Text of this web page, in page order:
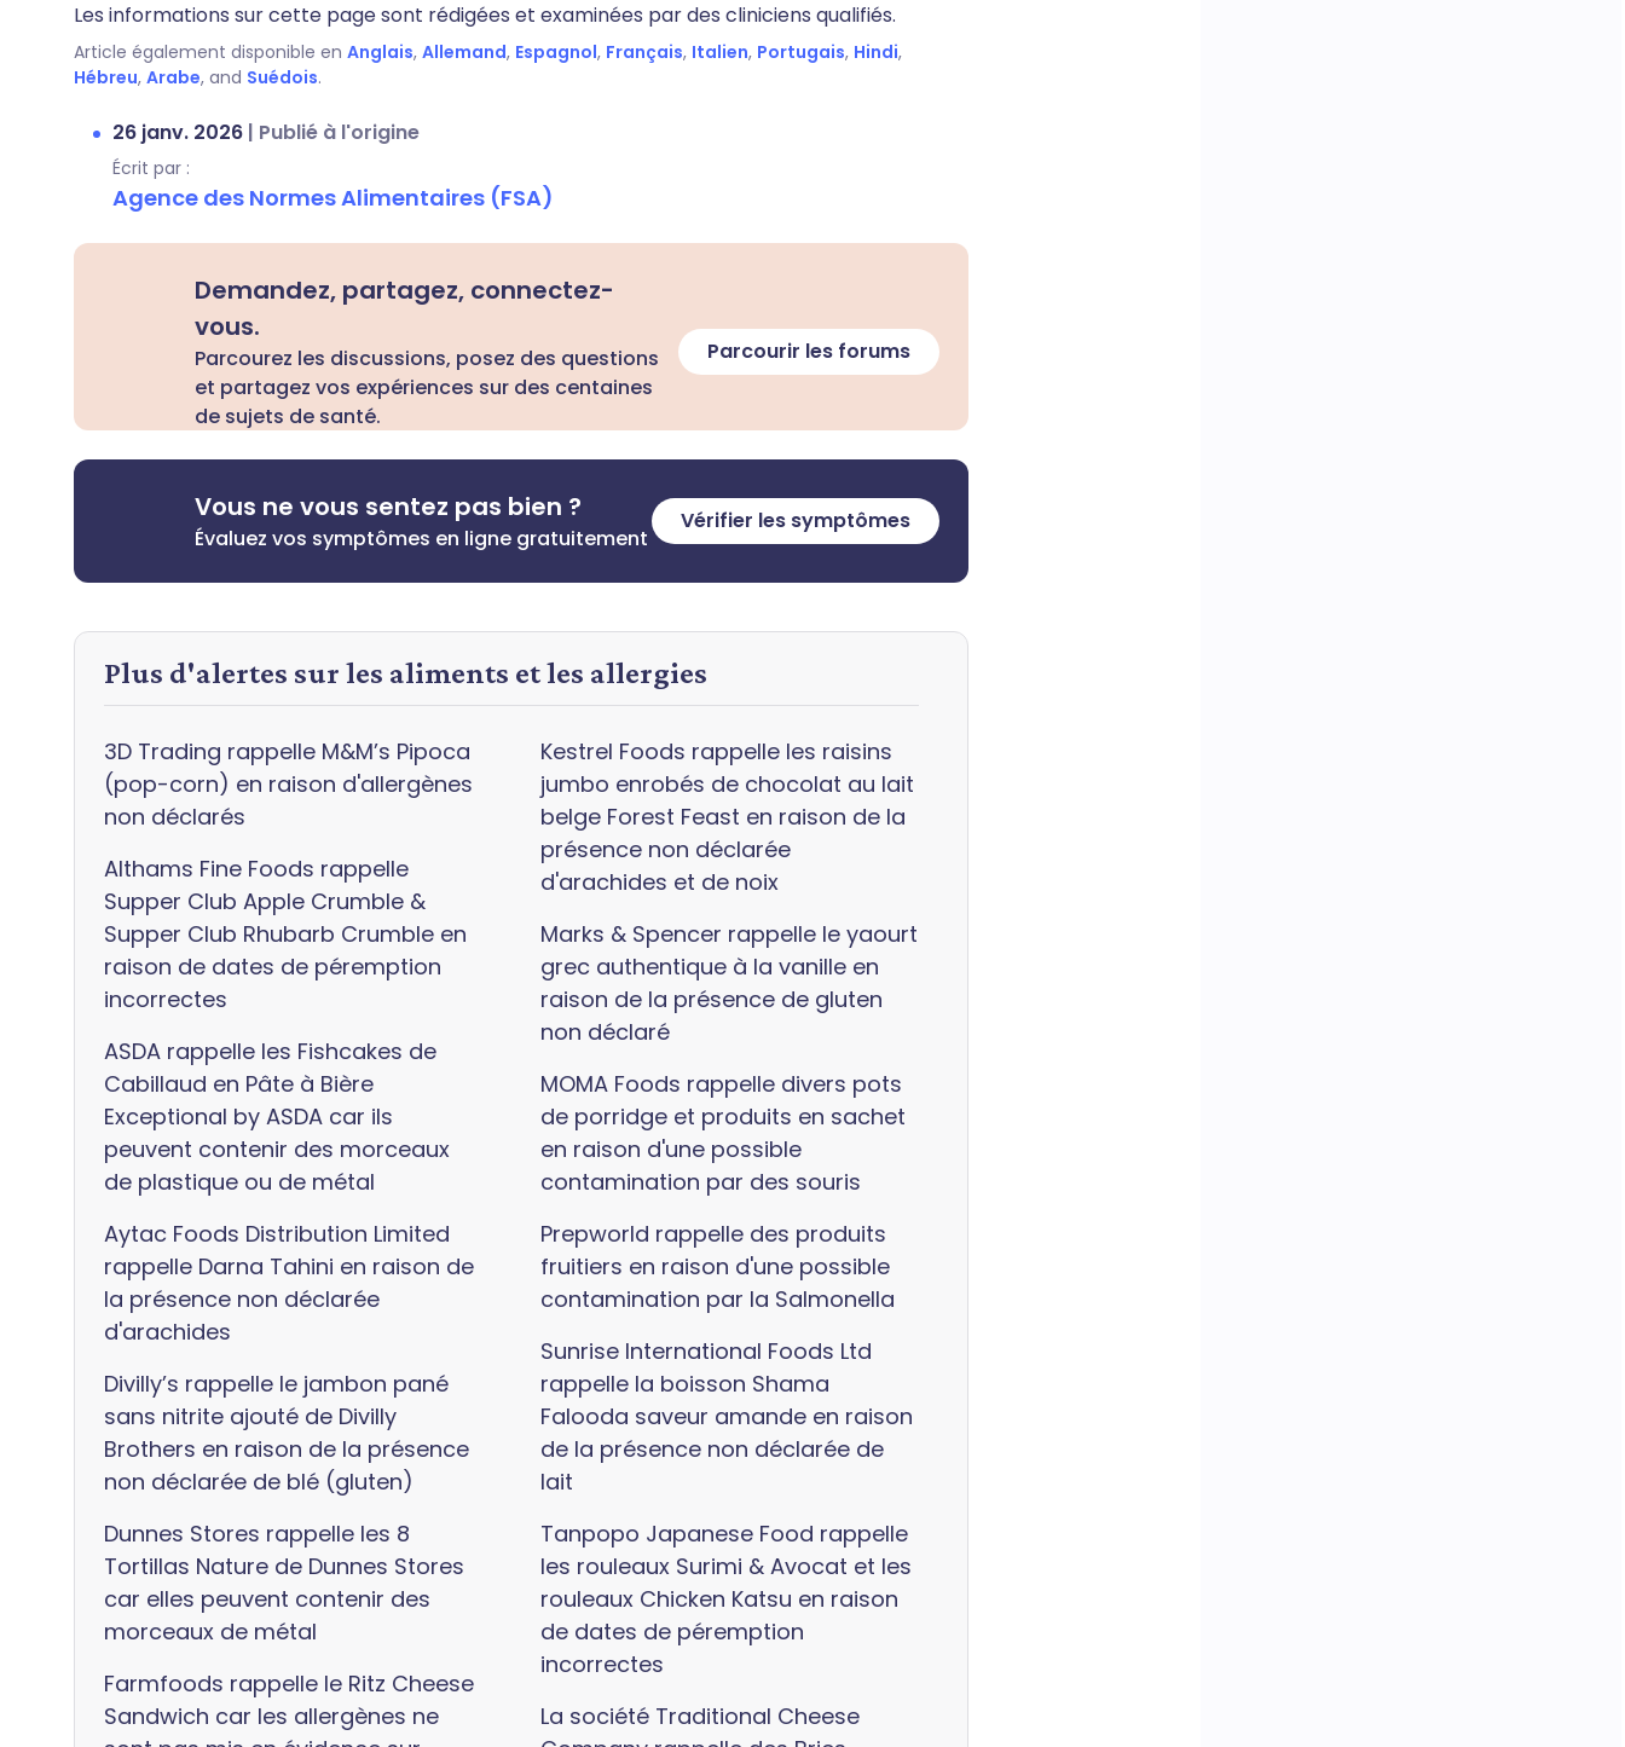
Les informations sur cette page sont rédigées et examinées par des cliniciens qualifiés.
Article également disponible en Anglais, Allemand, Espagnol, Français, Italien, Portugais, Hindi,
Hébreu, Arabe, and Suédois.
26 janv. 2026 | Publié à l'origine
Écrit par :
Agence des Normes Alimentaires (FSA)
Demandez, partagez, connectez-
vous.
Parcourez les discussions, posez des questions
et partagez vos expériences sur des centaines
de sujets de santé.
Parcourir les forums
Vous ne vous sentez pas bien ?
Évaluez vos symptômes en ligne gratuitement
Vérifier les symptômes
Plus d'alertes sur les aliments et les allergies
3D Trading rappelle M&M’s Pipoca
(pop-corn) en raison d'allergènes
non déclarés
Althams Fine Foods rappelle
Supper Club Apple Crumble &
Supper Club Rhubarb Crumble en
raison de dates de péremption
incorrectes
ASDA rappelle les Fishcakes de
Cabillaud en Pâte à Bière
Exceptional by ASDA car ils
peuvent contenir des morceaux
de plastique ou de métal
Aytac Foods Distribution Limited
rappelle Darna Tahini en raison de
la présence non déclarée
d'arachides
Divilly’s rappelle le jambon pané
sans nitrite ajouté de Divilly
Brothers en raison de la présence
non déclarée de blé (gluten)
Dunnes Stores rappelle les 8
Tortillas Nature de Dunnes Stores
car elles peuvent contenir des
morceaux de métal
Farmfoods rappelle le Ritz Cheese
Sandwich car les allergènes ne
Kestrel Foods rappelle les raisins
jumbo enrobés de chocolat au lait
belge Forest Feast en raison de la
présence non déclarée
d'arachides et de noix
Marks & Spencer rappelle le yaourt
grec authentique à la vanille en
raison de la présence de gluten
non déclaré
MOMA Foods rappelle divers pots
de porridge et produits en sachet
en raison d'une possible
contamination par des souris
Prepworld rappelle des produits
fruitiers en raison d'une possible
contamination par la Salmonella
Sunrise International Foods Ltd
rappelle la boisson Shama
Falooda saveur amande en raison
de la présence non déclarée de
lait
Tanpopo Japanese Food rappelle
les rouleaux Surimi & Avocat et les
rouleaux Chicken Katsu en raison
de dates de péremption
incorrectes
La société Traditional Cheese